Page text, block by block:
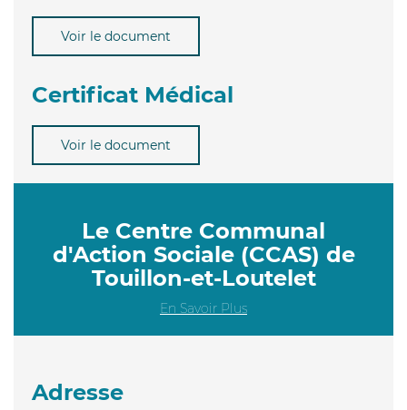
Voir le document
Certificat Médical
Voir le document
Le Centre Communal
d'Action Sociale (CCAS) de
Touillon-et-Loutelet
En Savoir Plus
Adresse